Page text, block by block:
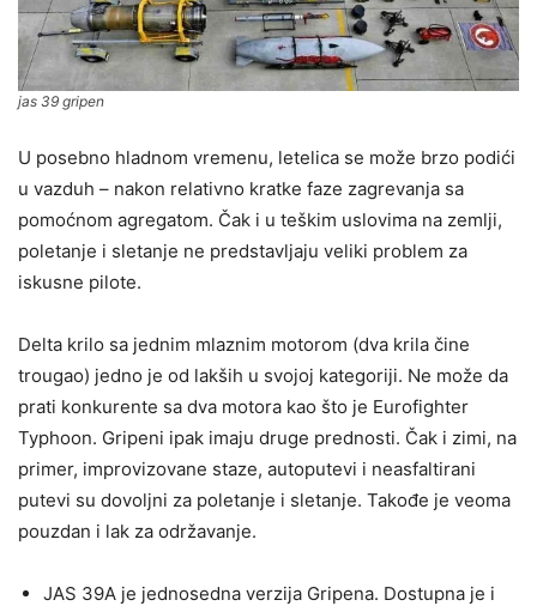
jas 39 gripen
U posebno hladnom vremenu, letelica se može brzo podići
u vazduh – nakon relativno kratke faze zagrevanja sa
pomoćnom agregatom. Čak i u teškim uslovima na zemlji,
poletanje i sletanje ne predstavljaju veliki problem za
iskusne pilote.
Delta krilo sa jednim mlaznim motorom (dva krila čine
trougao) jedno je od lakših u svojoj kategoriji. Ne može da
prati konkurente sa dva motora kao što je Eurofighter
Typhoon. Gripeni ipak imaju druge prednosti. Čak i zimi, na
primer, improvizovane staze, autoputevi i neasfaltirani
putevi su dovoljni za poletanje i sletanje. Takođe je veoma
pouzdan i lak za održavanje.
JAS 39A je jednosedna verzija Gripena. Dostupna je i